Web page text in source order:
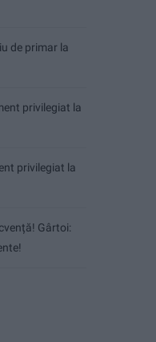
de primar la
privilegiat la
privilegiat la
Gârtoi: